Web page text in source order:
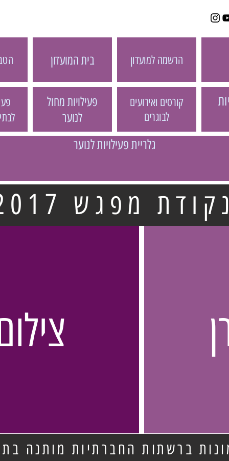
בית המועדון הרשמה למועדון
פעילויות מחול
לנוער
קורסים ואירועים
לבוגרים
גלריית פעילויות לנוער
מפגש 2017
ברשתות החברתיות מותנה